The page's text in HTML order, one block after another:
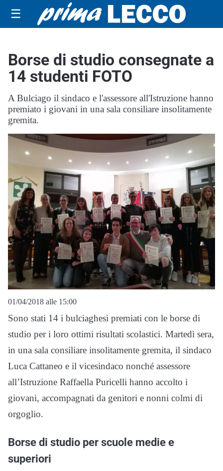
☰
Borse di studio consegnate a
14 studenti FOTO
A Bulciago il sindaco e l'assessore all'Istruzione hanno
premiato i giovani in una sala consiliare insolitamente
gremita.
01/04/2018 alle 15:00
Sono stati 14 i bulciaghesi premiati con le borse di
studio per i loro ottimi risultati scolastici. Martedì sera,
in una sala consiliare insolitamente gremita, il sindaco
Luca Cattaneo e il vicesindaco nonché assessore
all’Istruzione Raffaella Puricelli hanno accolto i
giovani, accompagnati da genitori e nonni colmi di
orgoglio.
Borse di studio per scuole medie e
superiori